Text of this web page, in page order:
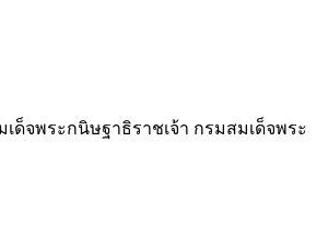
จพระกนิษฐาธิราชเจ้า กรมสมเด็จพระ